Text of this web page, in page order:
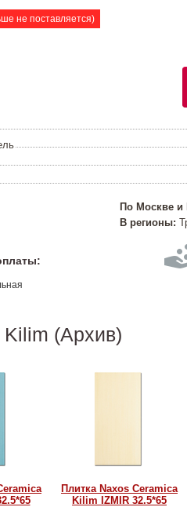
не поставляется)
По Москве
В регионы:
(Архив)
Плитка Naxos Ceramica
Kilim IZMIR 32.5*65